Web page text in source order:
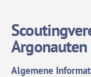
Argonauten
Algemene